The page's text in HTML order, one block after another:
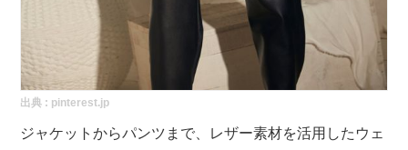
出典 : pinterest.jp
ジャケットからパンツまで、レザー素材を活用したウェ